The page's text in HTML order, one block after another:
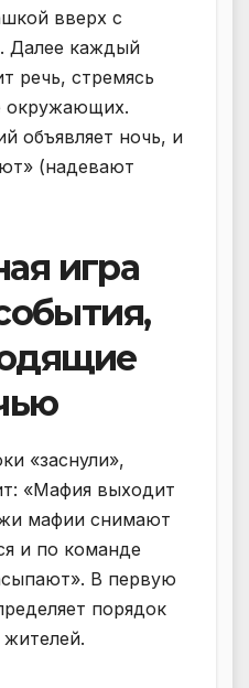
вверх с
Далее каждый
речь, стремясь
окружающих.
объявляет ночь, и
(надевают
игра
«заснули»,
«Мафия выходит
мафии снимают
и по команде
В первую
порядок